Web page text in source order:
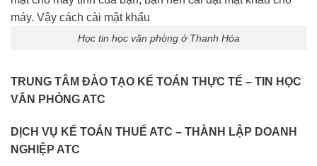
Học tin học văn phòng ở Thanh Hóa
TRUNG TÂM ĐÀO TẠO KẾ TOÁN THỰC TẾ – TIN HỌC
VĂN PHÒNG ATC
DỊCH VỤ KẾ TOÁN THUẾ ATC – THÀNH LẬP DOANH
NGHIỆP ATC